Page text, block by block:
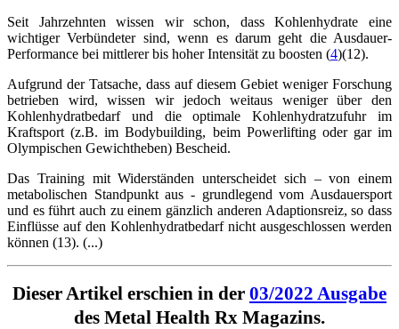
Seit Jahrzehnten wissen wir schon, dass Kohlenhydrate eine
wichtiger Verbündeter sind, wenn es darum geht die Ausdauer-
Performance bei mittlerer bis hoher Intensität zu boosten (4)(12).
Aufgrund der Tatsache, dass auf diesem Gebiet weniger Forschung
betrieben wird, wissen wir jedoch weitaus weniger über den
Kohlenhydratbedarf und die optimale Kohlenhydratzufuhr im
Kraftsport (z.B. im Bodybuilding, beim Powerlifting oder gar im
Olympischen Gewichtheben) Bescheid.
Das Training mit Widerständen unterscheidet sich – von einem
metabolischen Standpunkt aus - grundlegend vom Ausdauersport
und es führt auch zu einem gänzlich anderen Adaptionsreiz, so dass
Einflüsse auf den Kohlenhydratbedarf nicht ausgeschlossen werden
können (13). (...)
Dieser Artikel erschien in der 03/2022 Ausgabe
des Metal Health Rx Magazins.